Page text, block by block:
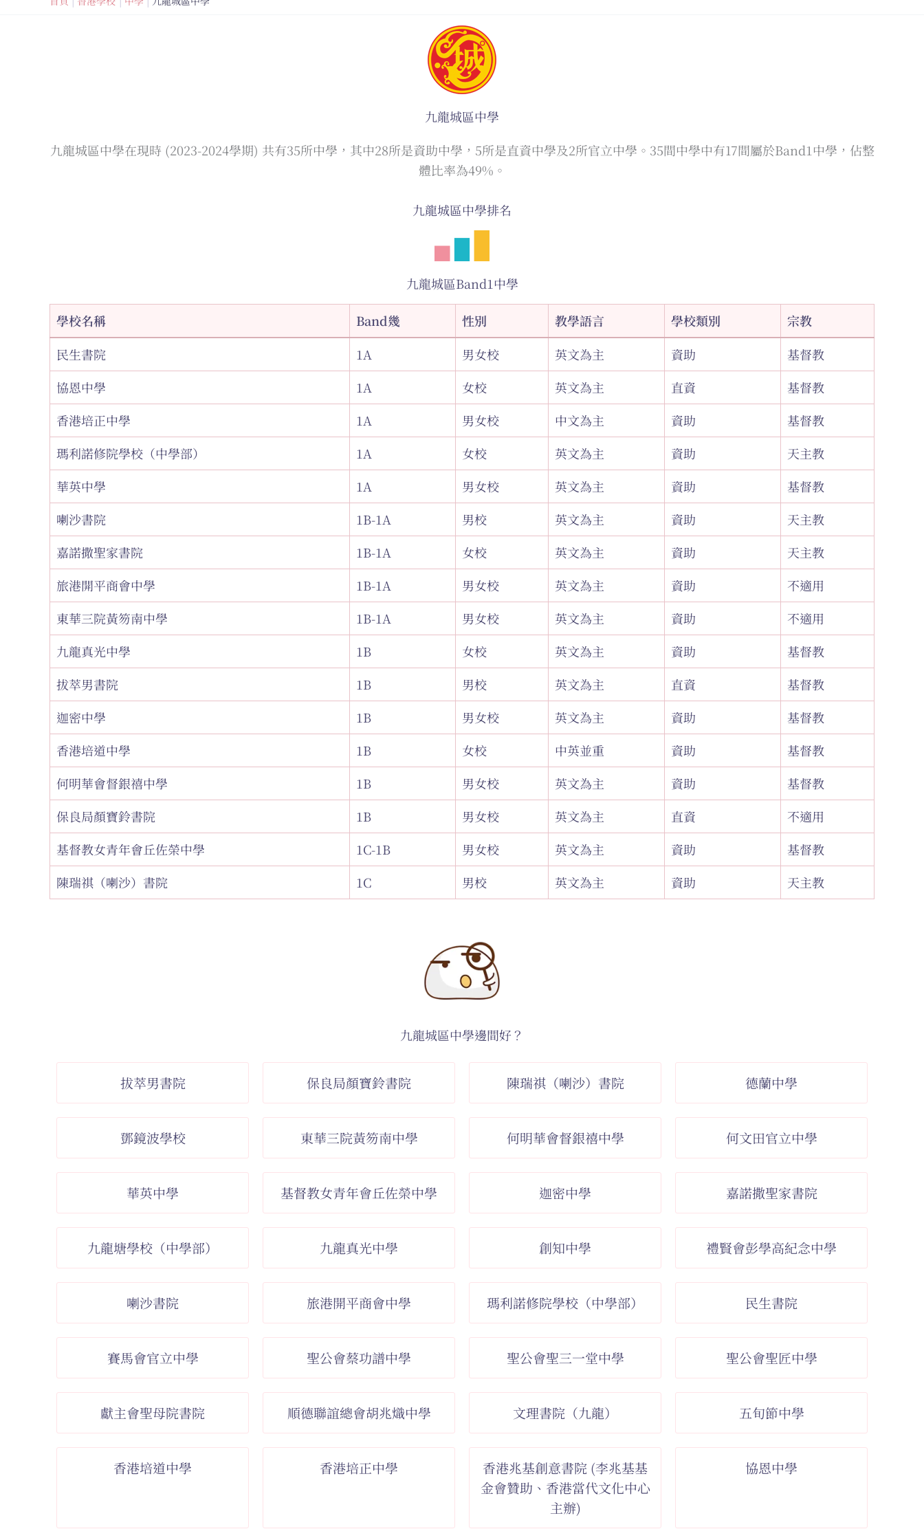
九龍城區中學
九龍城區中學在現時 (2023-2024學期) 共有35所中學，其中28所是資助中學，5所是直資中學及2所官立中學。35間中學中有17間屬於Band1中學，佔整
體比率為49%。
九龍城區中學排名
九龍城區Band1中學
學校名稱 Band幾 性別 教學語言 學校類別
宗教
民生書院
1A 男女校 英文為主 資助
基督教
協恩中學
1A 女校 英文為主 直資
基督教
香港培正中學
1A 男女校 中文為主 資助
基督教
瑪利諾修院學校（中學部）
1A 女校 英文為主 資助
天主教
華英中學
1A 男女校 英文為主 資助
基督教
喇沙書院
1B-1A 男校 英文為主 資助
天主教
嘉諾撒聖家書院
1B-1A 女校 英文為主 資助
天主教
旅港開平商會中學
1B-1A 男女校 英文為主 資助
不適用
東華三院黃笏南中學
1B-1A 男女校 英文為主 資助
不適用
九龍真光中學
1B 女校 英文為主 資助
基督教
拔萃男書院
1B 男校 英文為主 直資
基督教
迦密中學
1B 男女校 英文為主 資助
基督教
香港培道中學
1B 女校 中英並重 資助
基督教
何明華會督銀禧中學
1B 男女校 英文為主 資助
基督教
保良局顏寶鈴書院
1B 男女校 英文為主 直資
不適用
基督教女青年會丘佐榮中學
1C-1B 男女校 英文為主 資助
基督教
陳瑞祺（喇沙）書院
1C 男校 英文為主 資助 天主教
九龍城區中學邊間好？
拔萃男書院 保良局顏寶鈴書院 陳瑞祺（喇沙）書院 德蘭中學
鄧鏡波學校 東華三院黃笏南中學 何明華會督銀禧中學 何文田官立中學
華英中學 基督教女青年會丘佐榮中學 迦密中學 嘉諾撒聖家書院
九龍塘學校（中學部） 九龍真光中學 創知中學 禮賢會彭學高紀念中學
喇沙書院 旅港開平商會中學 瑪利諾修院學校（中學部） 民生書院
賽馬會官立中學 聖公會蔡功譜中學 聖公會聖三一堂中學 聖公會聖匠中學
獻主會聖母院書院 順德聯誼總會胡兆熾中學 文理書院（九龍） 五旬節中學
香港培道中學 香港培正中學
香港兆基創意書院 (李兆基基
金會贊助、香港當代文化中心
主辦)
協恩中學